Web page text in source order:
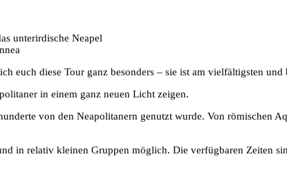
euch diese Tour ganz besonders – sie ist am vielfältigsten
in einem ganz neuen Licht zeigen.
von den Neapolitanern genutzt wurde. Von römischen
in relativ kleinen Gruppen möglich. Die verfügbaren Zeiten